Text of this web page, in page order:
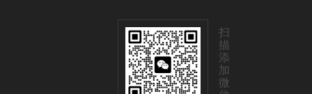
扫
描
添
加
微